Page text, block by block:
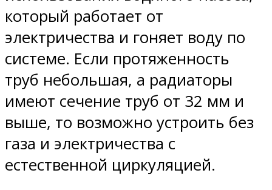
который работает от
электричества и гоняет воду по
системе. Если протяженность
труб небольшая, а радиаторы
имеют сечение труб от 32 мм и
выше, то возможно устроить без
газа и электричества с
естественной циркуляцией.